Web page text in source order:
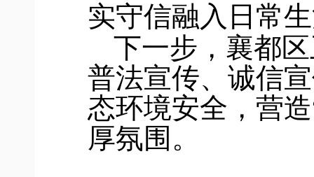
实守信融入日常
下一步， 襄都
普法宣传、诚信
态环境安全 ，营造
厚氛围。